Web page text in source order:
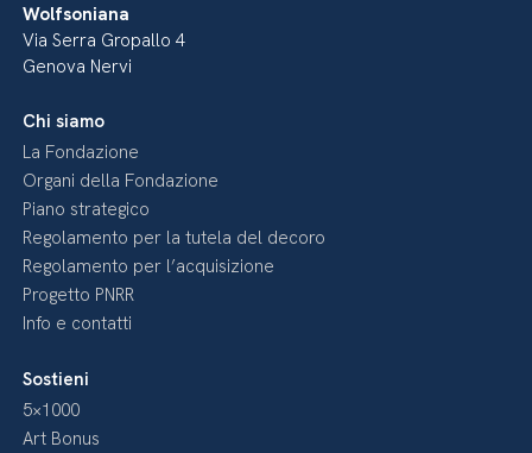
Wolfsoniana
Via Serra Gropallo 4
Genova Nervi
Chi siamo
La Fondazione
Organi della Fondazione
Piano strategico
Regolamento per la tutela del decoro
Regolamento per l’acquisizione
Progetto PNRR
Info e contatti
Sostieni
5×1000
Art Bonus